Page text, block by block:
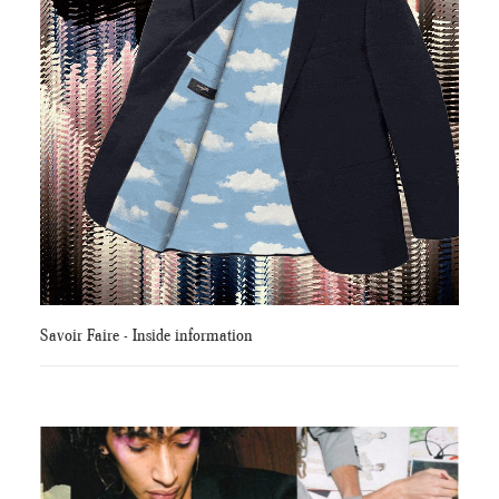
Savoir Faire - Inside information